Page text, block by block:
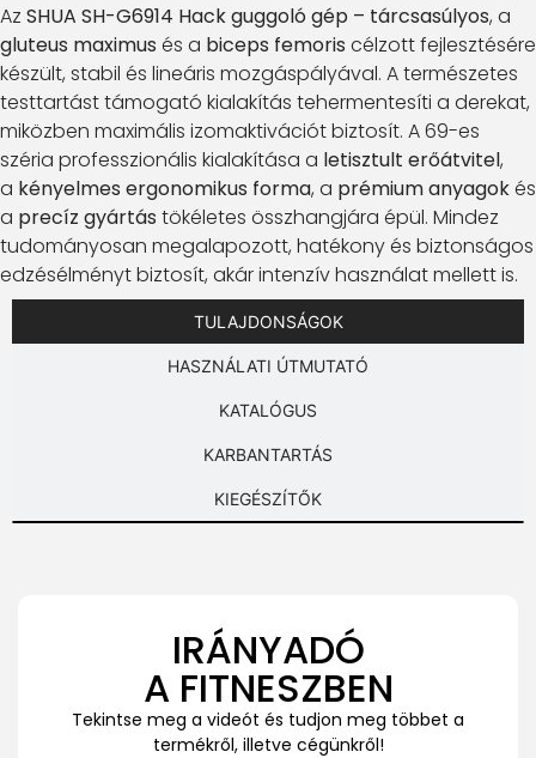
Az SHUA SH-G6914 Hack guggoló gép – tárcsasúlyos, a
gluteus maximus és a biceps femoris célzott fejlesztésére
készült, stabil és lineáris mozgáspályával. A természetes
testtartást támogató kialakítás tehermentesíti a derekat,
miközben maximális izomaktivációt biztosít. A 69-es
széria professzionális kialakítása a letisztult erőátvitel,
a kényelmes ergonomikus forma, a prémium anyagokés
a precíz gyártás tökéletes összhangjára épül. Mindez
tudományosan megalapozott, hatékony és biztonságos
edzésélményt biztosít, akár intenzív használat mellett is.
TULAJDONSÁGOK
HASZNÁLATI ÚTMUTATÓ
KATALÓGUS
KARBANTARTÁS
KIEGÉSZÍTŐK
IRÁNYADÓ
A FITNESZBEN
Tekintse meg a videót és tudjon meg többet a
termékről, illetve cégünkről!